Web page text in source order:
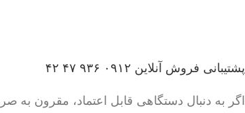
پشتیبانی فروش آنلاین ۰۹۱۲ ۹۳۶ ۴۷ ۴۲
اگر به دنبال دستگاهی قابل اعتماد، مقرون به